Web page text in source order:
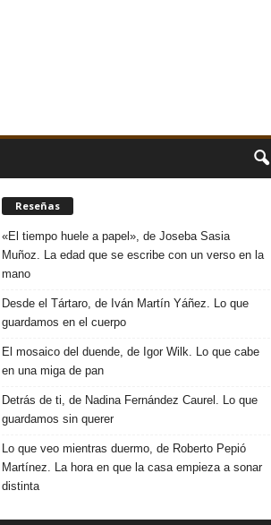
Reseñas
«El tiempo huele a papel», de Joseba Sasia
Muñoz. La edad que se escribe con un verso en la
mano
Desde el Tártaro, de Iván Martín Yáñez. Lo que
guardamos en el cuerpo
El mosaico del duende, de Igor Wilk. Lo que cabe
en una miga de pan
Detrás de ti, de Nadina Fernández Caurel. Lo que
guardamos sin querer
Lo que veo mientras duermo, de Roberto Pepió
Martínez. La hora en que la casa empieza a sonar
distinta